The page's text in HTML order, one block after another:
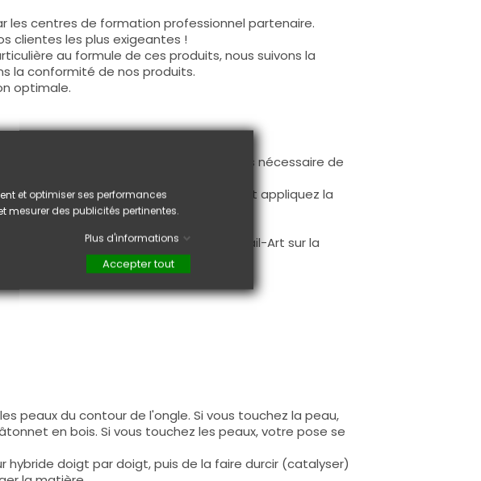
centres de formation professionnel partenaire.
clientes les plus exigeantes !
au formule de ces produits, nous suivons la
la conformité de nos produits.
optimale.
de manière fine, sur la base (il n'est pas nécessaire de
construction après limage.
le bord libre à la première couche et appliquez la
optimal.
si vous désirez faire une création Nail-Art sur la
peaux du contour de l'ongle. Si vous touchez la peau,
en bois. Si vous touchez les peaux, votre pose se
hybride doigt par doigt, puis de la faire durcir (catalyser)
et optimiser ses performances
des publicités pertinentes.
Plus d'informations
Accepter tout